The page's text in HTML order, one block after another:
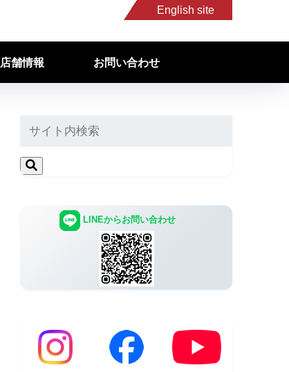
English site
店舗情報 お問い合わせ
LINEからお問い合わせ